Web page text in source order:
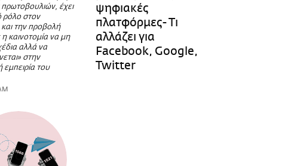
έχει
ρόλο στον
την προβολή
καινοτομία να μη
αλλά να
στην
εμπειρία του
ψηφιακές
πλατφόρμες- Τι
αλλάζει για
Facebook, Google,
Twitter